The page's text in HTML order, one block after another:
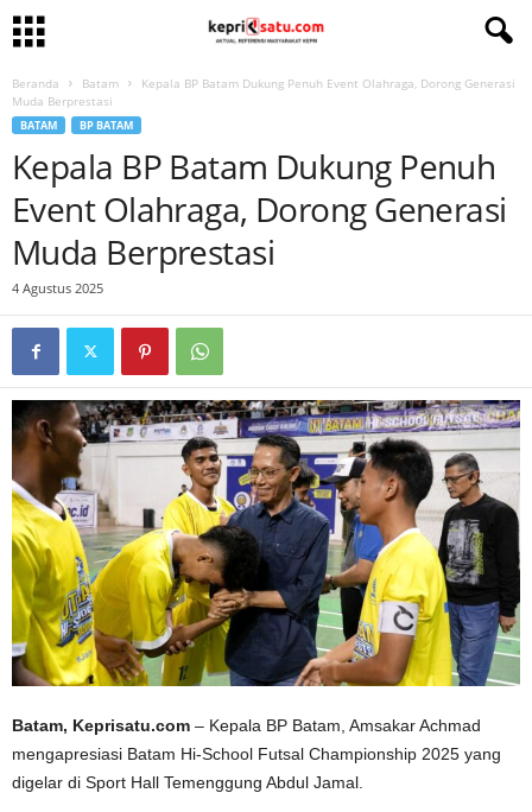
Beranda Batam
Kepala BP Batam Dukung Penuh Event Olahraga, Dorong Generasi
Muda Berprestasi
BATAM BP BATAM
Kepala BP Batam Dukung Penuh
Event Olahraga, Dorong Generasi
Muda Berprestasi
4 Agustus 2025
Batam, Keprisatu.com – Kepala BP Batam, Amsakar Achmad
mengapresiasi Batam Hi-School Futsal Championship 2025 yang
digelar di Sport Hall Temenggung Abdul Jamal.